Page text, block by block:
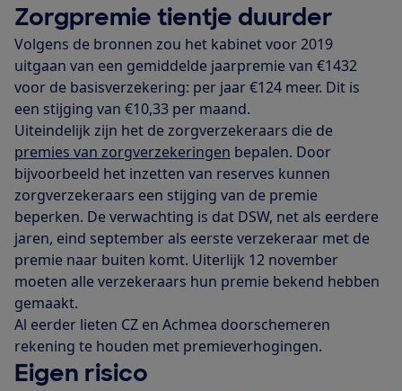
Zorgpremie tientje duurder
Volgens de bronnen zou het kabinet voor 2019
uitgaan van een gemiddelde jaarpremie van €1432
voor de basisverzekering: per jaar €124 meer. Dit is
een stijging van €10,33 per maand.
Uiteindelijk zijn het de zorgverzekeraars die de
premies van zorgverzekeringen bepalen. Door
bijvoorbeeld het inzetten van reserves kunnen
zorgverzekeraars een stijging van de premie
beperken. De verwachting is dat DSW, net als eerdere
jaren, eind september als eerste verzekeraar met de
premie naar buiten komt. Uiterlijk 12 november
moeten alle verzekeraars hun premie bekend hebben
gemaakt.
Al eerder lieten CZ en Achmea doorschemeren
rekening te houden met premieverhogingen.
Eigen risico